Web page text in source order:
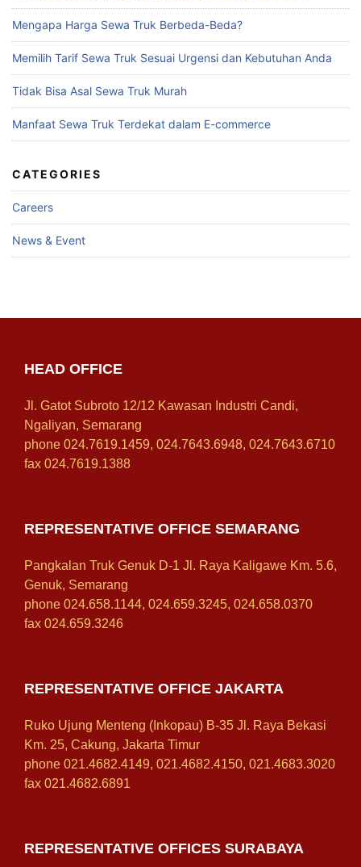
Mengapa Harga Sewa Truk Berbeda-Beda?
Memilih Tarif Sewa Truk Sesuai Urgensi dan Kebutuhan Anda
Tidak Bisa Asal Sewa Truk Murah
Manfaat Sewa Truk Terdekat dalam E-commerce
CATEGORIES
Careers
News & Event
HEAD OFFICE
Jl. Gatot Subroto 12/12 Kawasan Industri Candi,
Ngaliyan, Semarang
phone 024.7619.1459, 024.7643.6948, 024.7643.6710
fax 024.7619.1388
REPRESENTATIVE OFFICE SEMARANG
Pangkalan Truk Genuk D-1 Jl. Raya Kaligawe Km. 5.6,
Genuk, Semarang
phone 024.658.1144, 024.659.3245, 024.658.0370
fax 024.659.3246
REPRESENTATIVE OFFICE JAKARTA
Ruko Ujung Menteng (Inkopau) B-35 Jl. Raya Bekasi
Km. 25, Cakung, Jakarta Timur
phone 021.4682.4149, 021.4682.4150, 021.4683.3020
fax 021.4682.6891
REPRESENTATIVE OFFICES SURABAYA